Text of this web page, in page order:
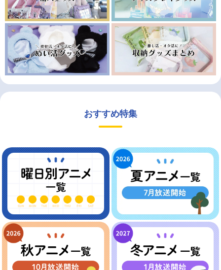
おすすめ特集